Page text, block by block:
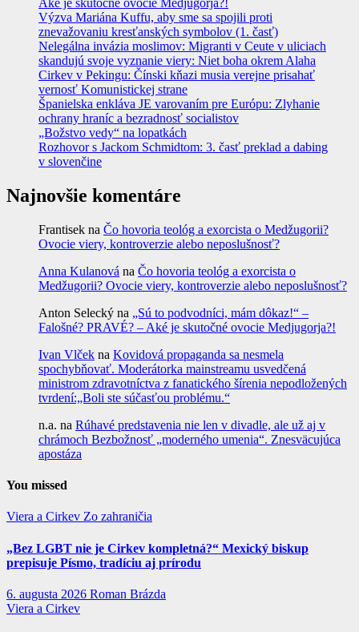
Aké je skutočné ovocie Medjugorja?!
Výzva Mariána Kuffu, aby sme sa spojili proti
znevažovaniu kresťanských symbolov (1. časť)
Nelegálna invázia moslimov: Migranti v Ceute v uliciach
skandujú svoje vyznanie viery: Niet boha okrem Alaha
Cirkev v Pekingu: Čínski kňazi musia verejne prisahať
vernosť Komunistickej strane
Španielska enkláva JE varovaním pre Európu: Zlyhanie
ochrany hraníc a bezradnosť socialistov
„Božstvo vedy“ na lopatkách
Rozhovor s Jackom Schmidtom: 3. časť preklad a dabing
v slovenčine
Najnovšie komentáre
Frantisek na Čo hovoria teológ a exorcista o Medžugorii?
Ovocie viery, kontroverzie alebo neposlušnosť?
Anna Kulanová na Čo hovoria teológ a exorcista o
Medžugorii? Ovocie viery, kontroverzie alebo neposlušnosť?
Anton Selecký na „Sú to podvodníci, mám dôkaz!“ –
Falošné? PRAVÉ? – Aké je skutočné ovocie Medjugorja?!
Ivan Vlček na Kovidová propaganda sa nesmela
spochybňovať. Moderátorka mainstreamu usvedčená
ministrom zdravotníctva z fanatického šírenia nepodložených
tvrdení:„Boli ste súčasťou problému.“
n.a. na Rúhavé predstavenia nie len v divadle, ale už aj v
chrámoch Bezbožnosť „moderného umenia“. Znesväcujúca
apostáza
You missed
Viera a Cirkev Zo zahraničia
„Bez LGBT nie je Cirkev kompletná?“ Mexický biskup
prepisuje Písmo, tradíciu aj prírodu
6. augusta 2026 Roman Brázda
Viera a Cirkev